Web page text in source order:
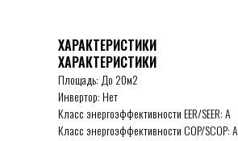
ХАРАКТЕРИСТИКИ
ХАРАКТЕРИСТИКИ
Площадь: До 20м2
Инвертор: Нет
Класс энергоэффективности EER/SEER: А
Класс энергоэффективности COP/SCOP: А